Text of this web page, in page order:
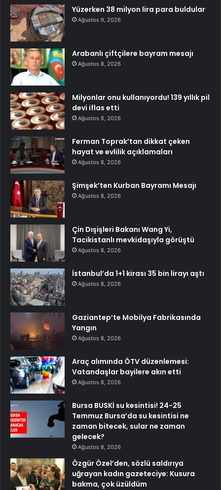
Yüzerken 38 milyon lira para buldular
Ağustos 9, 2026
Arabanlı çiftçilere bayram mesajı
Ağustos 8, 2026
Milyonlar onu kullanıyordu! 139 yıllık pil
devi iflas etti
Ağustos 8, 2026
Ferman Toprak’tan dikkat çeken
hayat ve evlilik açıklamaları
Ağustos 8, 2026
Şimşek’ten Kurban Bayramı Mesajı
Ağustos 8, 2026
Çin Dışişleri Bakanı Wang Yi,
Tacikistanlı mevkidaşıyla görüştü
Ağustos 8, 2026
İstanbul’da 1+1 kirası 35 bin lirayı aştı
Ağustos 8, 2026
Gaziantep’te Mobilya Fabrikasında
Yangın
Ağustos 8, 2026
Araç alımında ÖTV düzenlemesi:
Vatandaşlar bayilere akın etti
Ağustos 8, 2026
Bursa BUSKİ su kesintisi! 24-25
Temmuz Bursa’da su kesintisi ne
zaman bitecek, sular ne zaman
gelecek?
Ağustos 8, 2026
Özgür Özel’den, sözlü saldırıya
uğrayan kadın gazeteciye: Kusura
bakma, çok üzüldüm